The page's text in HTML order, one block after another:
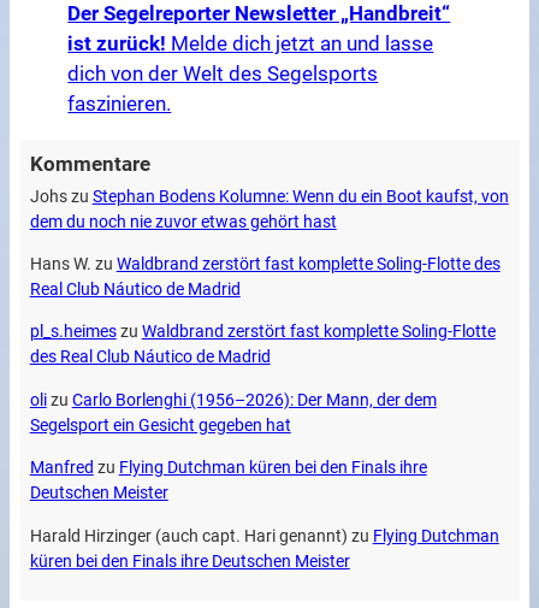
Der Segelreporter Newsletter „Handbreit“
ist zurück! Melde dich jetzt an und lasse
dich von der Welt des Segelsports
faszinieren.
Kommentare
Johszu Stephan Bodens Kolumne: Wenn du ein Boot kaufst, von
dem du noch nie zuvor etwas gehört hast
Hans W. zu Waldbrand zerstört fast komplette Soling-Flotte des
Real Club Náutico de Madrid
pl_s.heimeszu Waldbrand zerstört fast komplette Soling-Flotte
des Real Club Náutico de Madrid
olizu Carlo Borlenghi (1956–2026): Der Mann, der dem
Segelsport ein Gesicht gegeben hat
Manfred zu Flying Dutchman küren bei den Finals ihre
Deutschen Meister
Harald Hirzinger (auch capt. Hari genannt) zu Flying Dutchman
küren bei den Finals ihre Deutschen Meister